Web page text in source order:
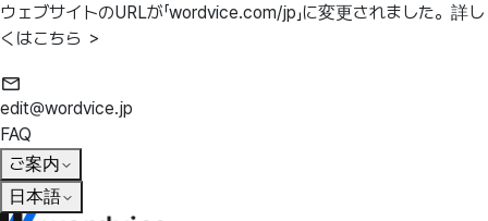
ウェブサイトのURLが「wordvice.com/jp」に変更されました。 詳し
くはこちら ＞
edit@wordvice.jp
FAQ
ご案内
日本語